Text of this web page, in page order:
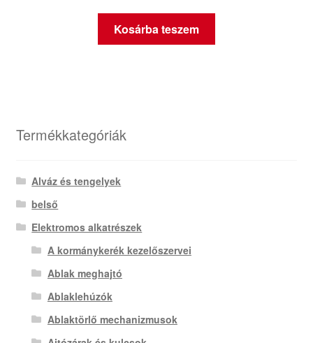
Kosárba teszem
Termékkategóriák
Alváz és tengelyek
belső
Elektromos alkatrészek
A kormánykerék kezelőszervei
Ablak meghajtó
Ablaklehúzók
Ablaktörlő mechanizmusok